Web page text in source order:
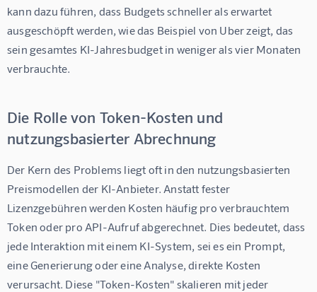
kann dazu führen, dass Budgets schneller als erwartet
ausgeschöpft werden, wie das Beispiel von Uber zeigt, das
sein gesamtes KI-Jahresbudget in weniger als vier Monaten
verbrauchte.
Die Rolle von Token-Kosten und
nutzungsbasierter Abrechnung
Der Kern des Problems liegt oft in den nutzungsbasierten
Preismodellen der KI-Anbieter. Anstatt fester
Lizenzgebühren werden Kosten häufig pro verbrauchtem
Token oder pro API-Aufruf abgerechnet. Dies bedeutet, dass
jede Interaktion mit einem KI-System, sei es ein Prompt,
eine Generierung oder eine Analyse, direkte Kosten
verursacht. Diese "Token-Kosten" skalieren mit jeder